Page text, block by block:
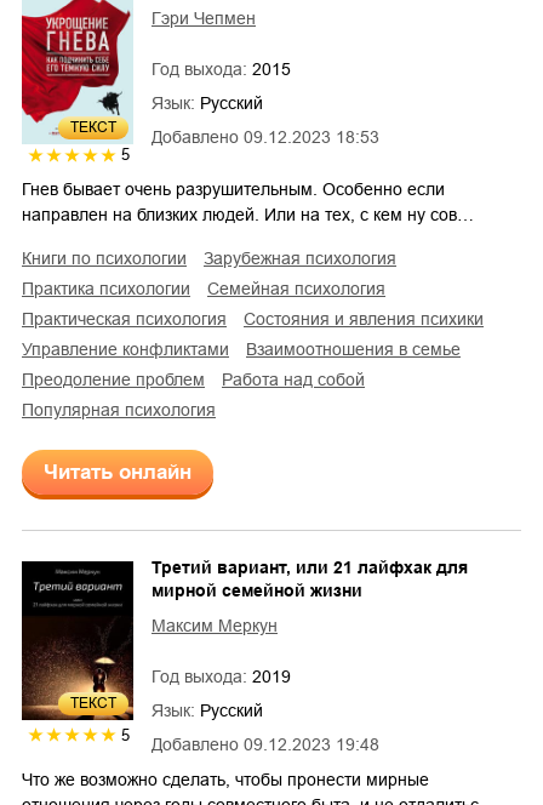
ТЕКСТ
5
Добавлено 09.12.2023 18:53
Гэри Чепмен
Год выхода: 2015
Язык: Русский
Гнев бывает очень разрушительным. Особенно если
направлен на близких людей. Или на тех, с кем ну сов…
книги по психологии
зарубежная психология
практика психологии
семейная психология
практическая психология
состояния и явления психики
управление конфликтами
взаимоотношения в семье
преодоление проблем
работа над собой
популярная психология
Читать онлайн
ТЕКСТ
5 Добавлено 09.12.2023 19:48
Третий вариант, или 21 лайфхак для
мирной семейной жизни
Максим Меркун
Год выхода: 2019
Язык: Русский
Что же возможно сделать, чтобы пронести мирные